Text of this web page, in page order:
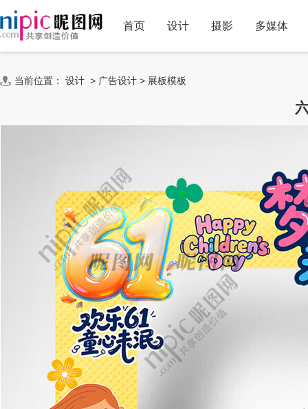
首页 设计 摄影 多媒体
当前位置： 设计 > 广告设计 > 展板模板